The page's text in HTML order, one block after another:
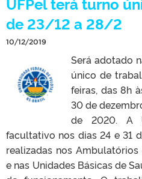
de 23/12 a 28/2
10/12/2019
Será adotado
único de
feiras, das 8h
30 de
de 2020. A
facultativo nos dias 24 e 31
realizadas nos
e nas Unidades Básicas de